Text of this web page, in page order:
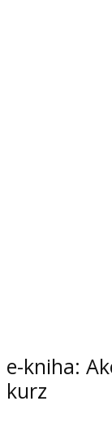
e-kniha:
kurz